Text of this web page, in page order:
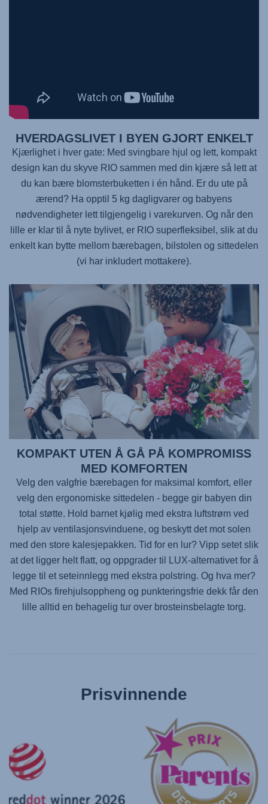
HVERDAGSLIVET I BYEN GJORT ENKELT
Kjærlighet i hver gate: Med svingbare hjul og lett, kompakt
design kan du skyve RIO sammen med din kjære så lett at
du kan bære blomsterbuketten i én hånd. Er du ute på
ærend? Ha opptil 5 kg dagligvarer og babyens
nødvendigheter lett tilgjengelig i varekurven. Og når den
lille er klar til å nyte bylivet, er RIO superfleksibel, slik at du
enkelt kan bytte mellom bærebagen, bilstolen og sittedelen
(vi har inkludert mottakere).
KOMPAKT UTEN Å GÅ PÅ KOMPROMISS
MED KOMFORTEN
Velg den valgfrie bærebagen for maksimal komfort, eller
velg den ergonomiske sittedelen - begge gir babyen din
total støtte. Hold barnet kjølig med ekstra luftstrøm ved
hjelp av ventilasjonsvinduene, og beskytt det mot solen
med den store kalesjepakken. Tid for en lur? Vipp setet slik
at det ligger helt flatt, og oppgrader til LUX-alternativet for å
legge til et seteinnlegg med ekstra polstring. Og hva mer?
Med RIOs firehjulsoppheng og punkteringsfrie dekk får den
lille alltid en behagelig tur over brosteinsbelagte torg.
Prisvinnende